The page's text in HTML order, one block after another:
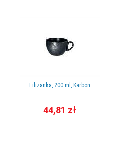
Filiżanka, 200 ml, Karbon
44,81 zł